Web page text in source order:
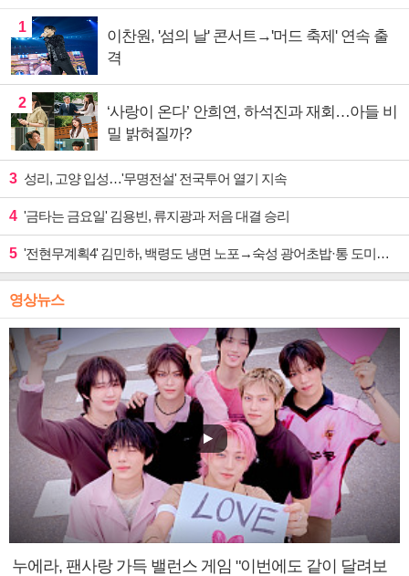
1
이찬원, '섬의 날' 콘서트→'머드 축제' 연속 출
격
2
‘사랑이 온다’ 안희연, 하석진과 재회…아들 비
밀 밝혀질까?
3 성리, 고양 입성…'무명전설' 전국투어 열기 지속
4 '금타는 금요일' 김용빈, 류지광과 저음 대결 승리
5 '전현무계획4' 김민하, 백령도 냉면 노포→숙성 광어초밥·통 도미찜 맛집 탐방
영상뉴스
누에라, 팬사랑 가득 밸런스 게임 "이번에도 같이 달려보